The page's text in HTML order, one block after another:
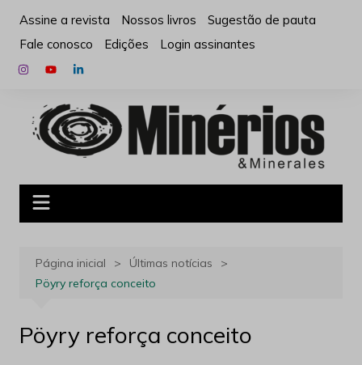
para
conteúdo
Assine a revista Nossos livros
Sugestão de pauta
Fale conosco
Edições Login assinantes
Página inicial
Últimas notícias
Pöyry reforça conceito
Pöyry reforça conceito